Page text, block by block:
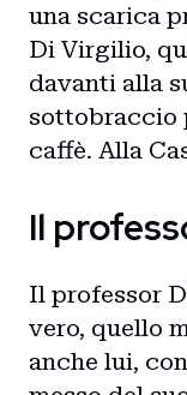
una scarica
Di Virgilio,
davanti alla
sottobraccio
caffè. Alla
Il
Il professor
vero, quello
anche lui,